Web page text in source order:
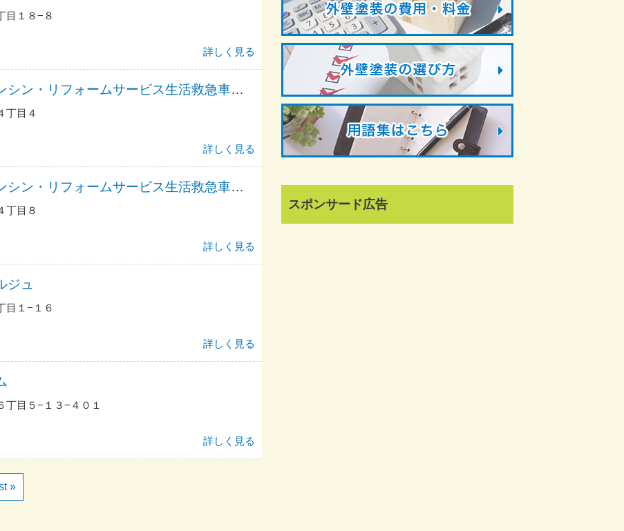
目１８−８
詳しく見る
アーアーアーアンシン・リフォームサービス生活救急車ＪＢＲ／出張エリア・品川区・品川区役所前・大井町駅前・大井・南品川・新馬場駅前・東品川・西品川受付
丁目４
詳しく見る
アーアーアーアンシン・リフォームサービス生活救急車ＪＢＲ／出張エリア・品川区・品川駅前・品川区役所前・大崎駅前・戸越・大井総合受付
丁目８
詳しく見る
ジュ
目１−１６
詳しく見る
丁目５−１３−４０１
詳しく見る
»
スポンサード広告